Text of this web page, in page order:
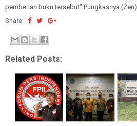
pemberian buku tersebut" Pungkasnya.(Zen)
Share:
Related Posts: